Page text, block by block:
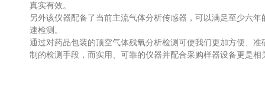
真实有效。
另外该仪器配备了当前主流气体分析传感器，可以满足至少六
速检测。
通过对药品包装的顶空气体残氧分析检测可使我们更加方便、
制的检测手段，而实用、可靠的仪器并配合采购样器设备更是